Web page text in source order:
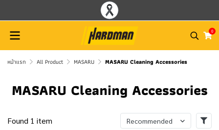
0
หน้าแรก All Product MASARU MASARU Cleaning Accessories
MASARU Cleaning Accessories
Found 1 item Recommended